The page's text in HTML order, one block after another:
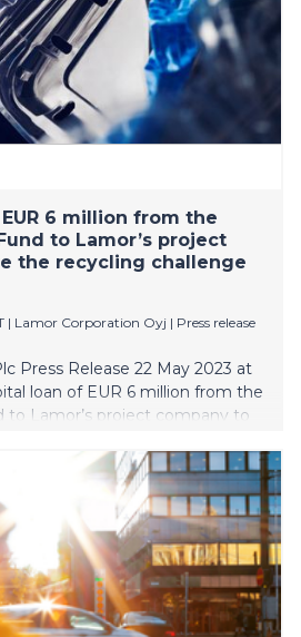
6 million from the
to Lamor’s project
the recycling challenge
| Lamor Corporation Oyj | Press release
Press Release 22 May 2023 at
loan of EUR 6 million from the
to Lamor’s project company to
on a capital loan of 6 million
company Lamor Resiclo Oy
of a chemical recycling
Porvoo. The facility will
the plastics that are difficult
incineration as a disposal
solving the global plastics
project portfolio of